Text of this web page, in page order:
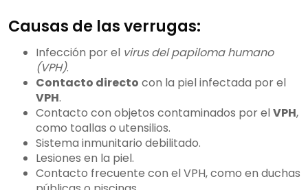
Causas de las verrugas:
Infección por el virus del papiloma humano
(VPH).
Contacto directo con la piel infectada por el
VPH.
Contacto con objetos contaminados por elVPH,
como toallas o utensilios.
Sistema inmunitario debilitado.
Lesiones en la piel.
Contacto frecuente con el VPH, como en duchas